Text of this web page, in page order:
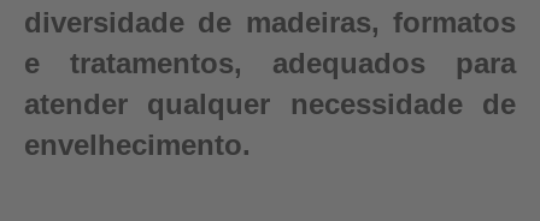
diversidade de madeiras, formatos
e tratamentos, adequados para
atender qualquer necessidade de
envelhecimento.